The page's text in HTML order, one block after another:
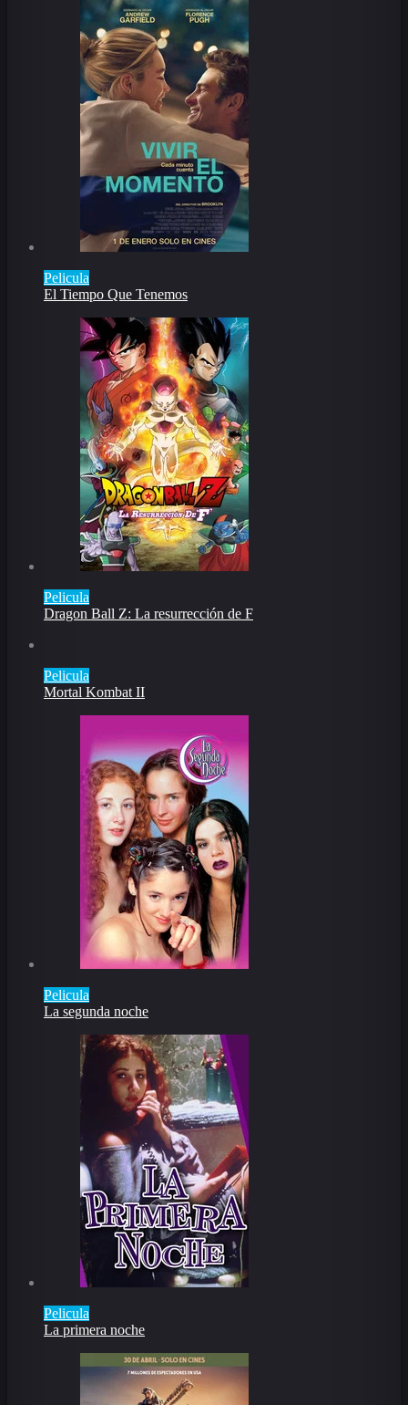
Pelicula
El Tiempo Que Tenemos
Pelicula
Dragon Ball Z: La resurrección de F
Pelicula
Mortal Kombat II
Pelicula
La segunda noche
Pelicula
La primera noche